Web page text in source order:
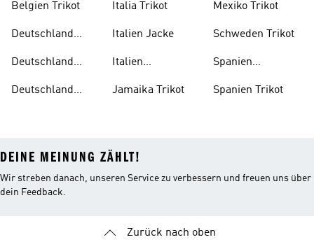
Belgien Trikot
Deutschland
Deutschland
Deutschland
Italia Trikot
Italien Jacke
Italien
Jamaika Trikot
Mexiko Trikot
Schweden Trikot
Spanien
Spanien Trikot
DEINE MEINUNG ZÄHLT!
Wir streben danach, unseren Service zu verbessern und freuen uns über
dein Feedback.
Zurück nach oben